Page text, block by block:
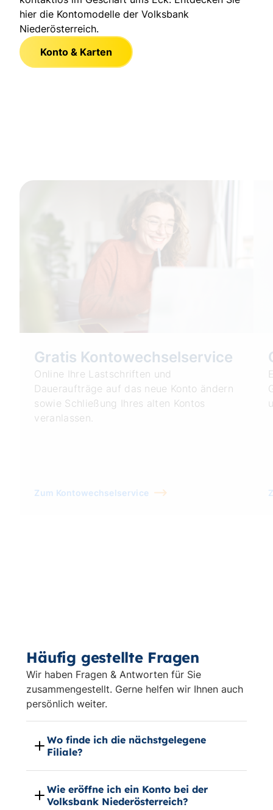
hier die Kontomodelle der Volksbank
Niederösterreich.
Konto & Karten
Gratis Kontowechselservice
Online Ihre Lastschriften und
Daueraufträge auf das neue Konto ändern
sowie Schließung Ihres alten Kontos
veranlassen.
Zum Kontowechselservice
Häufig gestellte Fragen
Wir haben Fragen & Antworten für Sie
zusammengestellt. Gerne helfen wir Ihnen auch
persönlich weiter.
Wo finde ich die nächstgelegene
Filiale?
Wie eröffne ich ein Konto bei der
Volksbank Niederösterreich?